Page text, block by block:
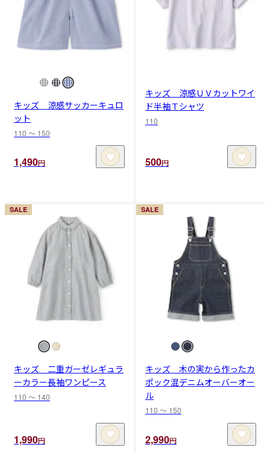
キッズ 涼感サッカーキュロ
ット
110 〜 150
1,490円
キッズ 涼感ＵＶカットワイ
ド半袖Ｔシャツ
110
500円
SALE
キッズ 二重ガーゼレギュラ
ーカラー長袖ワンピース
110 〜 140
1,990円
SALE
キッズ 木の実から作ったカ
ポック混デニムオーバーオー
ル
110 〜 150
2,990円